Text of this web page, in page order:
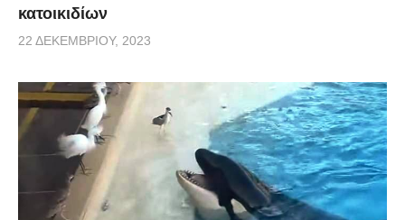
κατοικιδίων
22 ΔΕΚΕΜΒΡΊΟΥ, 2023